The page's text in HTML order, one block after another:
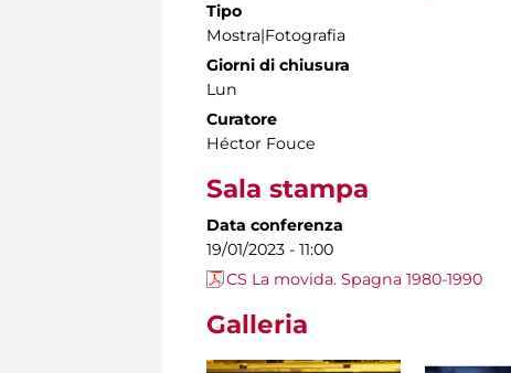
Tipo
Mostra|Fotografia
Giorni di chiusura
Lun
Curatore
Héctor Fouce
Sala stampa
Data conferenza
19/01/2023 - 11:00
CS La movida. Spagna 1980-1990
Galleria